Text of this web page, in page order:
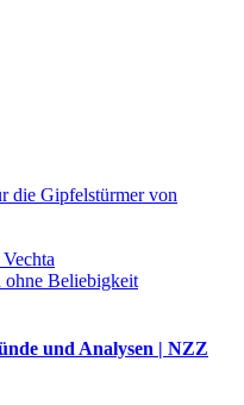
die Gipfelstürmer von
ohne Beliebigkeit
und Analysen | NZZ